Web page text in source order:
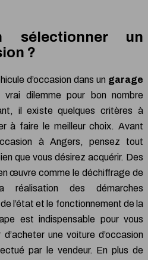
sélectionner un
?
d’occasion dans un garage
dilemme pour bon nombre
il existe quelques critères à
à faire le meilleur choix. Avant
à Angers, pensez tout
que vous désirez acquérir. Des
œuvre comme le déchiffrage de
réalisation des démarches
l’état et le fonctionnement de la
est indispensable pour vous
une voiture d’occasion
par le vendeur. En plus de